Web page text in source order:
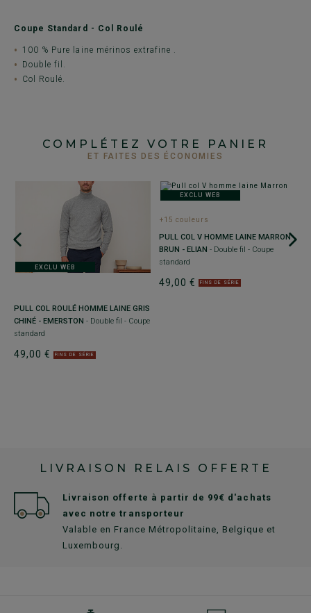
Coupe Standard - Col Roulé
100 % Pure laine mérinos extrafine .
Double fil.
Col Roulé.
COMPLÉTEZ VOTRE PANIER
ET FAITES DES ÉCONOMIES
EXCLU WEB
PULL COL ROULÉ HOMME LAINE GRIS
CHINÉ - EMERSTON - Double fil - Coupe
standard
49,00 € FINS DE SÉRIE
EXCLU WEB
+15 couleurs
PULL COL V HOMME LAINE MARRON
BRUN - ELIAN - Double fil - Coupe
standard
49,00 € FINS DE SÉRIE
LIVRAISON RELAIS OFFERTE
Livraison offerte à partir de 99€ d'achats
avec notre transporteur
Valable en France Métropolitaine, Belgique et
Luxembourg.